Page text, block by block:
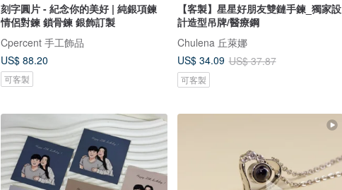
刻字圓片 - 紀念你的美好 | 純銀項鍊
情侶對鍊 鎖骨鍊 銀飾訂製
Cpercent 手工飾品
US$ 88.20
可客製
【客製】星星好朋友雙鏈手鍊_獨家設
計造型吊牌/醫療鋼
Chulena 丘萊娜
US$ 34.09 US$ 37.87
可客製